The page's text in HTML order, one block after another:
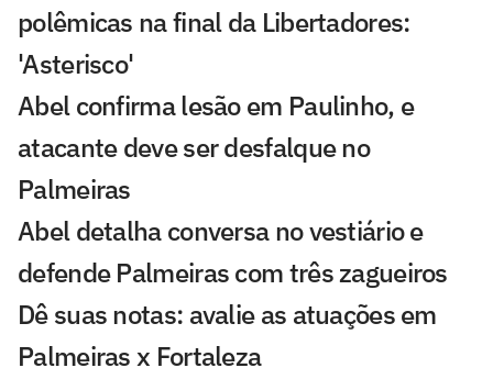
polêmicas na final da Libertadores:
'Asterisco'
Abel confirma lesão em Paulinho, e
atacante deve ser desfalque no
Palmeiras
Abel detalha conversa no vestiário e
defende Palmeiras com três zagueiros
Dê suas notas: avalie as atuações em
Palmeiras x Fortaleza